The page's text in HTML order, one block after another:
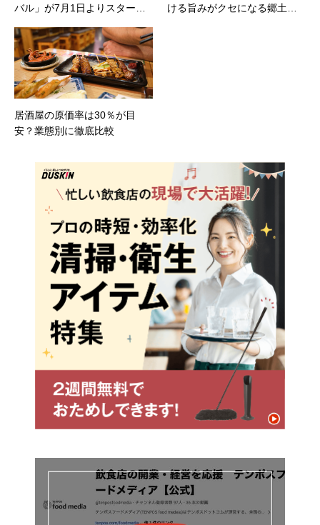
バル」が7月1日よりスター
ける旨みがクセになる郷土の
居酒屋の原価率は30％が目
安？業態別に徹底比較